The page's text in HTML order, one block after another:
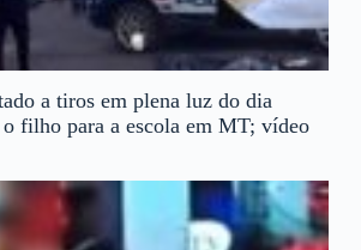
a tiros em plena luz do dia
filho para a escola em MT; vídeo